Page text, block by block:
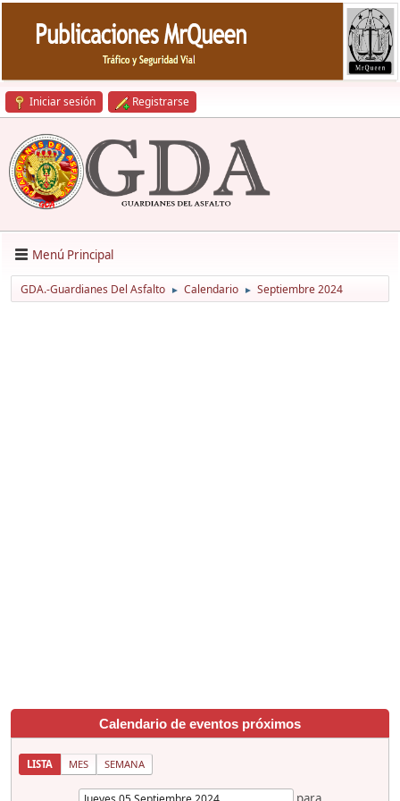
Iniciar sesión Registrarse
Menú Principal
GDA.-Guardianes Del Asfalto ► Calendario ► Septiembre 2024
Calendario de eventos próximos
LISTA MES SEMANA